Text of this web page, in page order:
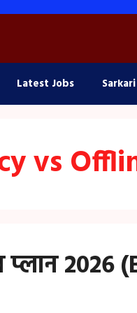
Latest Jobs
vs
प्लान